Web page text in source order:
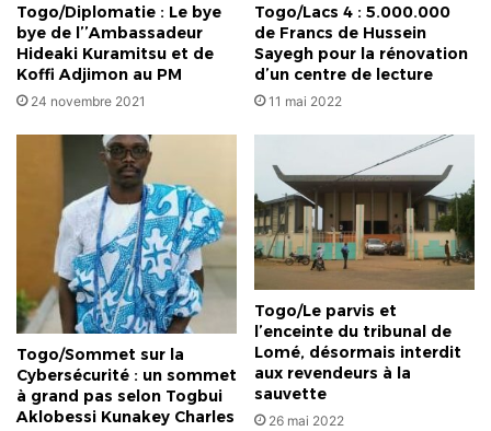
Togo/Diplomatie : Le bye
bye de l’’Ambassadeur
Hideaki Kuramitsu et de
Koffi Adjimon au PM
24 novembre 2021
Togo/Lacs 4 : 5.000.000
de Francs de Hussein
Sayegh pour la rénovation
d’un centre de lecture
11 mai 2022
Togo/Sommet sur la
Cybersécurité : un sommet
à grand pas selon Togbui
Aklobessi Kunakey Charles
Togo/Le parvis et
l’enceinte du tribunal de
Lomé, désormais interdit
aux revendeurs à la
sauvette
26 mai 2022